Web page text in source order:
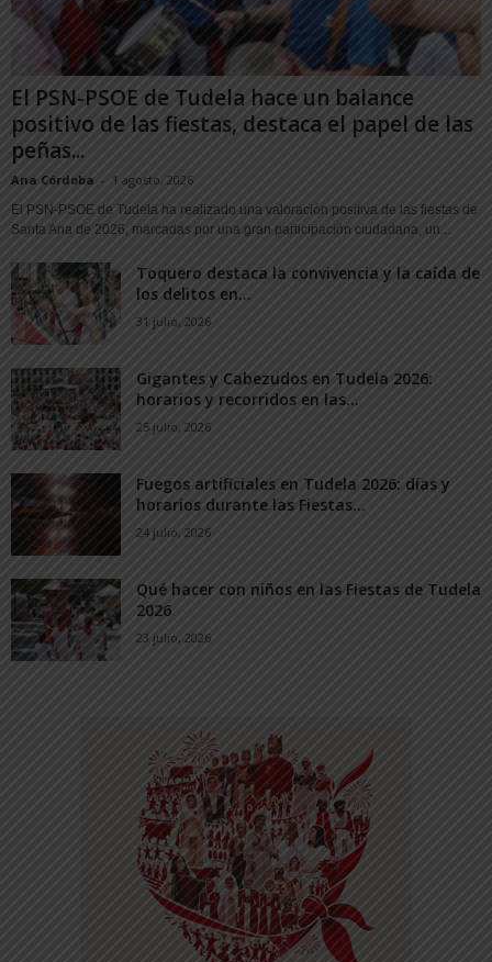
El PSN-PSOE de Tudela hace un balance
positivo de las fiestas, destaca el papel de las
peñas...
Ana Córdoba - 1 agosto, 2026
El PSN-PSOE de Tudela ha realizado una valoración positiva de las fiestas de
Santa Ana de 2026, marcadas por una gran participación ciudadana, un...
Toquero destaca la convivencia y la caída de
los delitos en...
31 julio, 2026
Gigantes y Cabezudos en Tudela 2026:
horarios y recorridos en las...
25 julio, 2026
Fuegos artificiales en Tudela 2026: días y
horarios durante las Fiestas...
24 julio, 2026
Qué hacer con niños en las Fiestas de Tudela
2026
23 julio, 2026